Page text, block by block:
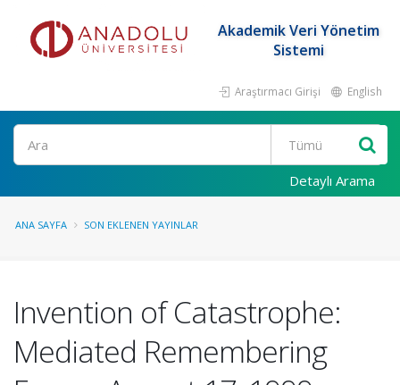
Akademik Veri Yönetim
Sistemi
Araştırmacı Girişi English
Ara
Detaylı Arama
ANA SAYFA SON EKLENEN YAYINLAR
Invention of Catastrophe:
Mediated Remembering